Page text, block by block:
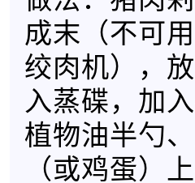
成末（不可用
绞肉机），放
入蒸碟，加
植物油半勺
（或鸡蛋）